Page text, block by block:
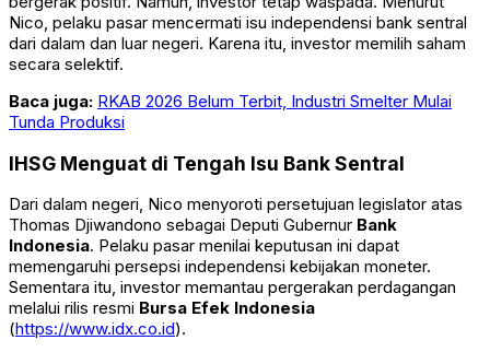
Nico, pelaku pasar mencermati isu independensi bank sentral
dari dalam dan luar negeri. Karena itu, investor memilih saham
secara selektif.
Baca juga: RKAB 2026 Belum Terbit, Industri Smelter Mulai
Tunda Produksi
IHSG Menguat di Tengah Isu Bank Sentral
Dari dalam negeri, Nico menyoroti persetujuan legislator atas
Thomas Djiwandono sebagai Deputi Gubernur Bank
Indonesia. Pelaku pasar menilai keputusan ini dapat
memengaruhi persepsi independensi kebijakan moneter.
Sementara itu, investor memantau pergerakan perdagangan
melalui rilis resmi Bursa Efek Indonesia
(https://www.idx.co.id).